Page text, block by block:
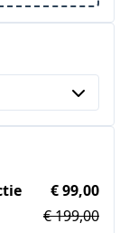
€ 99,00
€ 199,00